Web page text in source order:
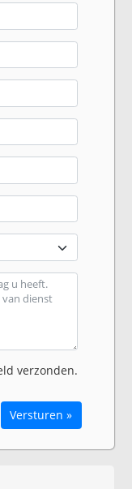
verzonden.
Versturen »